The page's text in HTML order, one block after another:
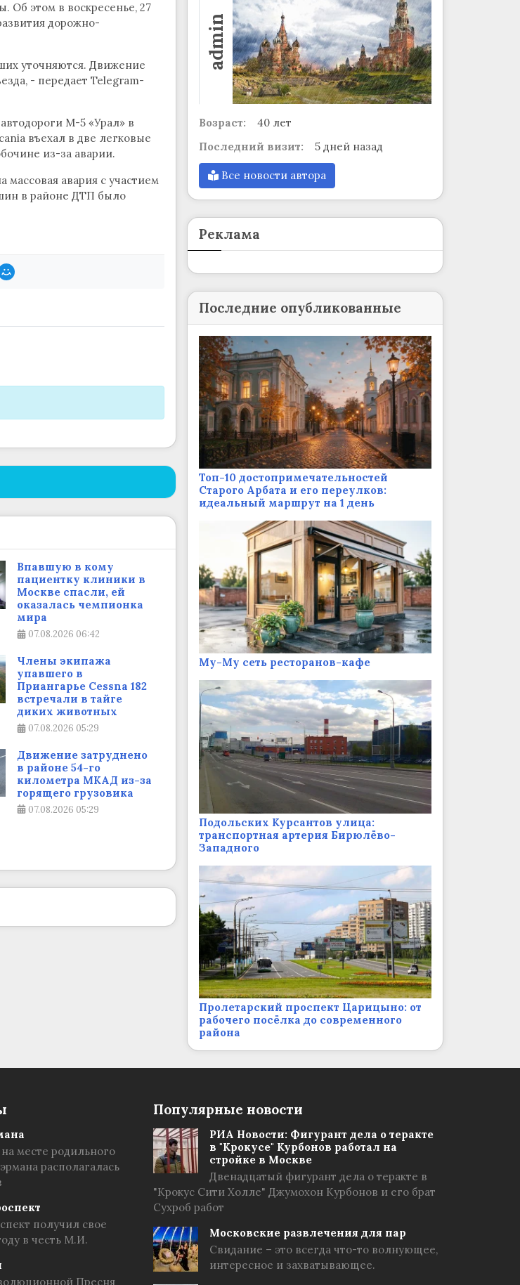
Об этом в воскресенье, 27
дорожно-
уточняются. Движение
- передает Telegram-
М-5 «Урал» в
въехал в две легковые
из-за аварии.
авария с участием
в районе ДТП было
Впавшую в кому
пациентку клиники в
Москве спасли, ей
оказалась чемпионка
мира
07.08.2026 06:42
Члены экипажа
упавшего в
Приангарье Cessna 182
встречали в тайге
диких животных
07.08.2026 05:29
Движение затруднено
в районе 54-го
километра МКАД из-за
горящего грузовика
07.08.2026 05:29
admin
Возраст:
40 лет
Последний визит:
5 дней назад
Все новости автора
Реклама
Последние опубликованные
Топ-10 достопримечательностей
Старого Арбата и его переулков:
идеальный маршрут на 1 день
Му-Му сеть ресторанов-кафе
Подольских Курсантов улица:
транспортная артерия Бирюлёво-
Западного
Пролетарский проспект Царицыно: от
рабочего посёлка до современного
района
месте родильного
располагалась
получил свое
в честь М.И.
Пресня
Популярные новости
РИА Новости: Фигурант дела о теракте
в "Крокусе" Курбонов работал на
стройке в Москве
Двенадцатый фигурант дела о теракте в
"Крокус Сити Холле" Джумохон Курбонов и его брат
Сухроб работ
Московские развлечения для пар
Свидание – это всегда что-то волнующее,
интересное и захватывающее.